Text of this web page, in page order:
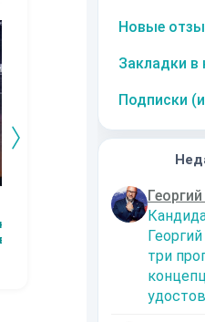
Новые
Закладки в
Подписки
три
Самшитовый